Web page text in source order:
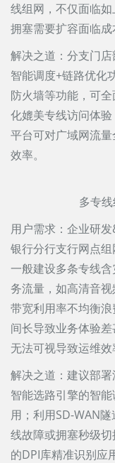
线组网，不仅面临
拥塞需要扩容面临成
解决之道：分支门
智能调度+链路优化
防火墙等功能，可
化媲美专线访问体
平台可对广域网流
效率。
多专
用户需求：企业研
银行分行支行网点
一般建设多条专线
务流量，如高清音
带宽利用率不均衡
间长导致业务体验
无法可视导致运维效
解决之道：建议部
智能选路引擎的智
用；利用SD-WAN
线故障或拥塞秒级
的DPI库精准识别应